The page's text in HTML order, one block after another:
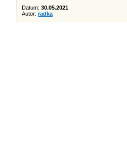
Datum: 30.05.2021
Autor: radka